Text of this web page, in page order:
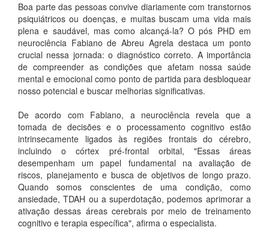
Boa parte das pessoas convive diariamente com transtornos
psiquiátricos ou doenças, e muitas buscam uma vida mais
plena e saudável, mas como alcançá-la? O pós PHD em
neurociência Fabiano de Abreu Agrela destaca um ponto
crucial nessa jornada: o diagnóstico correto. A importância
de compreender as condições que afetam nossa saúde
mental e emocional como ponto de partida para desbloquear
nosso potencial e buscar melhorias significativas.
De acordo com Fabiano, a neurociência revela que a
tomada de decisões e o processamento cognitivo estão
intrinsecamente ligados às regiões frontais do cérebro,
incluindo o córtex pré-frontal orbital, "Essas áreas
desempenham um papel fundamental na avaliação de
riscos, planejamento e busca de objetivos de longo prazo.
Quando somos conscientes de uma condição, como
ansiedade, TDAH ou a superdotação, podemos aprimorar a
ativação dessas áreas cerebrais por meio de treinamento
cognitivo e terapia específica", afirma o especialista.